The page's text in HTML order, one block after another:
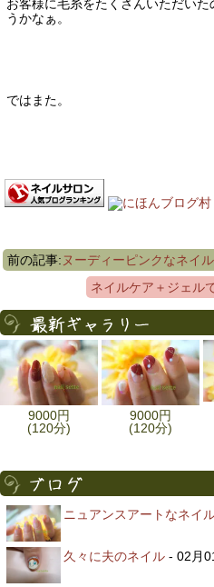
お客様に毛糸をたくさんいただい
うかなぁ。
ではまた。
前の記事: ヌーディーピンクなネイ
ネイルケア＋ジェル
9000円
(120分)
9000円
(120分)
ニュアンスアートなネイ
久々に夫のネイル - 02月